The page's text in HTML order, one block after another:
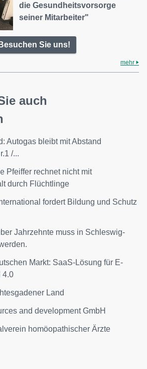
die Gesundheitsvorsorge
seiner Mitarbeiter"
Besuchen Sie uns!
mehr
auch
Autogas bleibt mit Abstand
/...
Pfeiffer rechnet nicht mit
durch Flüchtlinge
fordert Bildung und Schutz
Jahrzehnte muss in Schleswig-
Markt: SaaS-Lösung für E-
4.0
Land
and development GmbH
homöopathischer Ärzte